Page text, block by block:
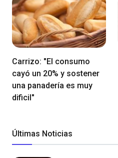
Carrizo: "El consumo
cayó un 20% y sostener
una panadería es muy
dificil"
Últimas Noticias